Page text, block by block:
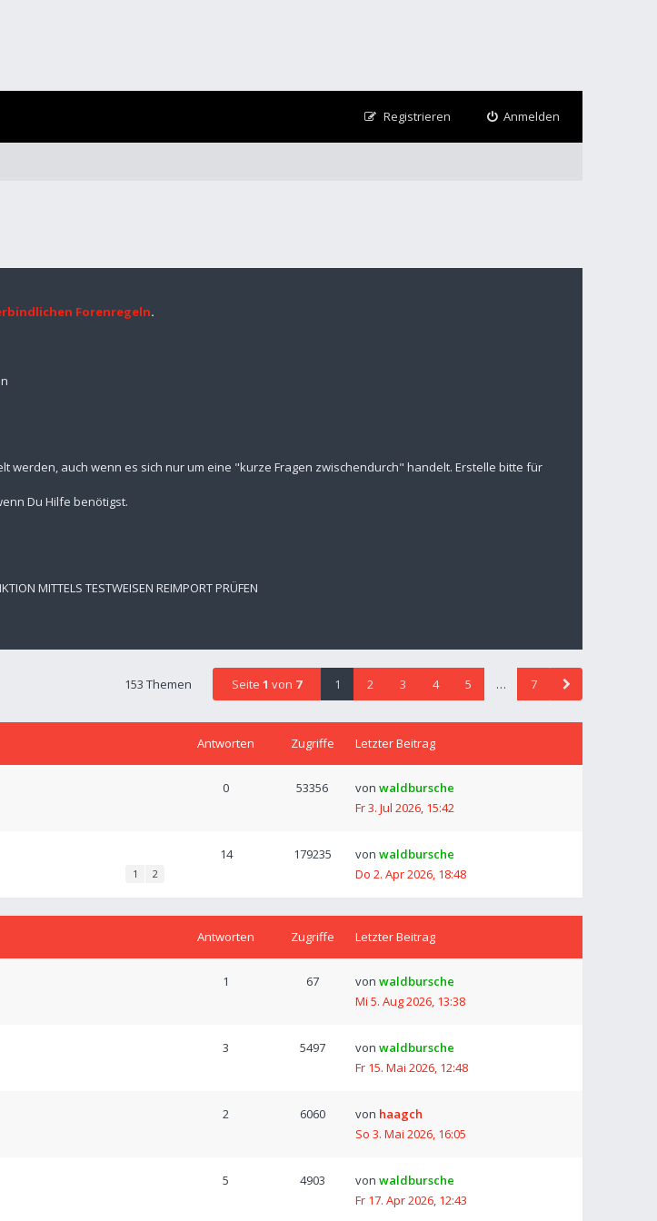
Anmelden
Registrieren
Forenregeln.
auch wenn es sich nur um eine "kurze Fragen zwischendurch" handelt. Erstelle bitte für
Du Hilfe benötigst.
MITTELS TESTWEISEN REIMPORT PRÜFEN
153 Themen Seite 1 von 7 1 2 3 4 5 … 7
Antworten Zugriffe Letzter Beitrag
0 53356 von waldbursche
Fr 3. Jul 2026, 15:42
1 2
14 179235 von waldbursche
Do 2. Apr 2026, 18:48
Antworten Zugriffe Letzter Beitrag
1 67 von waldbursche
Mi 5. Aug 2026, 13:38
3 5497 von waldbursche
Fr 15. Mai 2026, 12:48
2 6060 von haagch
So 3. Mai 2026, 16:05
5 4903 von waldbursche
Fr 17. Apr 2026, 12:43